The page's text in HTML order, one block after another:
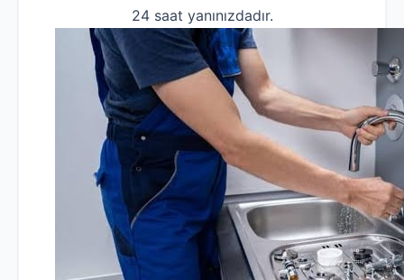
24 saat yanınızdadır.